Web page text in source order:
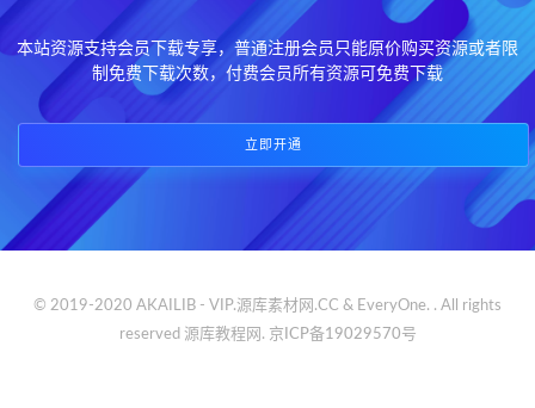
本站资源支持会员下载专享，普通注册会员只能原价购买资源或者限
制免费下载次数，付费会员所有资源可免费下载
立即开通
© 2019-2020 AKAILIB - VIP.源库素材网.CC & EveryOne. . All rights
reserved 源库教程网. 京ICP备19029570号